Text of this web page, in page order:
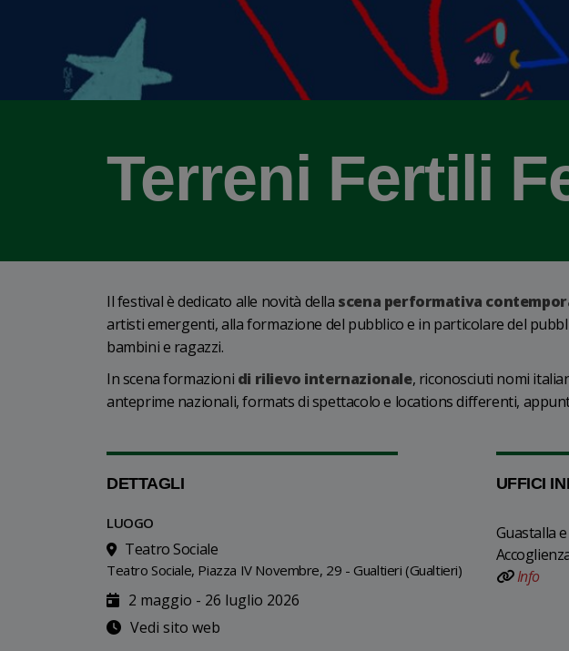
Terreni Fertili
Il festival è dedicato alle novità della scena performativa
artisti emergenti, alla formazione del pubblico e in particolare del
bambini e ragazzi.
In scena formazioni di rilievo internazionale, riconosciuti nomi
anteprime nazionali, formats di spettacolo e locations differenti,
DETTAGLI
LUOGO
Teatro Sociale
Teatro Sociale, Piazza IV Novembre, 29 - Gualtieri (Gualtieri)
2 maggio - 26 luglio 2026
Vedi sito web
UFFICI
Guastalla
Info